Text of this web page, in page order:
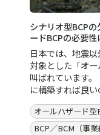
シナリオ型BCP
ードBCPの必要性
日本では、地震
対象とした「オ
叫ばれています
に構築すれば良い
オールハザード型
BCP／BCM（事業